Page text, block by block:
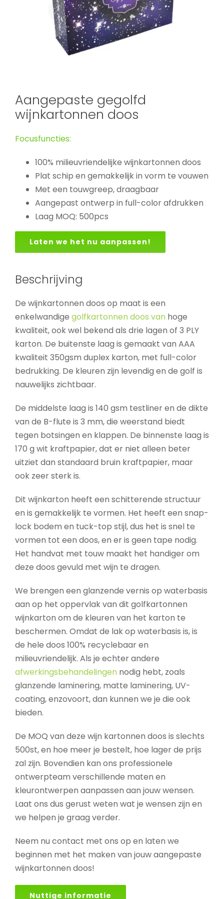
Aangepaste gegolfd
wijnkartonnen doos
Focusfuncties:
100% milieuvriendelijke wijnkartonnen doos
Plat schip en gemakkelijk in vorm te vouwen
Met een touwgreep, draagbaar
Aangepast ontwerp in full-color afdrukken
Laag MOQ: 500pcs
Laten we het nu aanpassen!
Beschrijving
De wijnkartonnen doos op maat is een
enkelwandige golfkartonnen doos van hoge
kwaliteit, ook wel bekend als drie lagen of 3 PLY
karton. De buitenste laag is gemaakt van AAA
kwaliteit 350gsm duplex karton, met full-color
bedrukking. De kleuren zijn levendig en de golf is
nauwelijks zichtbaar.
De middelste laag is 140 gsm testliner en de dikte
van de B-flute is 3 mm, die weerstand biedt
tegen botsingen en klappen. De binnenste laag is
170 g wit kraftpapier, dat er niet alleen beter
uitziet dan standaard bruin kraftpapier, maar
ook zeer sterk is.
Dit wijnkarton heeft een schitterende structuur
en is gemakkelijk te vormen. Het heeft een snap-
lock bodem en tuck-top stijl, dus het is snel te
vormen tot een doos, en er is geen tape nodig.
Het handvat met touw maakt het handiger om
deze doos gevuld met wijn te dragen.
We brengen een glanzende vernis op waterbasis
aan op het oppervlak van dit golfkartonnen
wijnkarton om de kleuren van het karton te
beschermen. Omdat de lak op waterbasis is, is
de hele doos 100% recyclebaar en
milieuvriendelijk. Als je echter andere
afwerkingsbehandelingen nodig hebt, zoals
glanzende laminering, matte laminering, UV-
coating, enzovoort, dan kunnen we je die ook
bieden.
De MOQ van deze wijn kartonnen doos is slechts
500st, en hoe meer je bestelt, hoe lager de prijs
zal zijn. Bovendien kan ons professionele
ontwerpteam verschillende maten en
kleurontwerpen aanpassen aan jouw wensen.
Laat ons dus gerust weten wat je wensen zijn en
we helpen je graag verder.
Neem nu contact met ons op en laten we
beginnen met het maken van jouw aangepaste
wijnkartonnen doos!
Nuttige informatie